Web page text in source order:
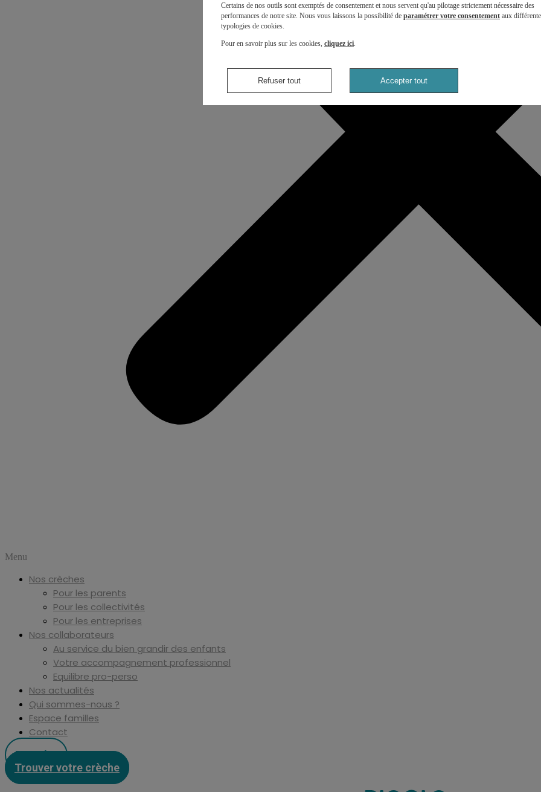
Menu
Nos crèches
Pour les parents
Pour les collectivités
Pour les entreprises
Nos collaborateurs
Au service du bien grandir des enfants
Votre accompagnement professionnel
Equilibre pro-perso
Nos actualités
Qui sommes-nous ?
Espace familles
Contact
Postuler
Trouver votre crèche
Certains de nos outils sont exemptés de consentement et nous servent qu'au pilotage strictement nécessaire des
performances de notre site. Nous vous laissons la possibilité de paramétrer votre consentement aux
typologies de cookies.
Pour en savoir plus sur les cookies, cliquez ici
Refuser tout Accepter tout